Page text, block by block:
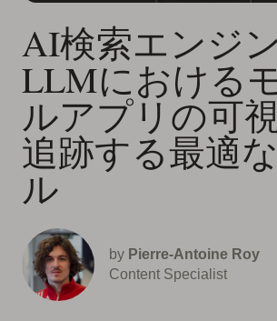
AI検索エンジ
LLMにおける
ルアプリの可
追跡する最適
ル
by Pierre-Antoine Roy
Content Specialist